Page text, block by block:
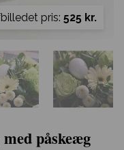
pris: 525 kr.
påskeæg